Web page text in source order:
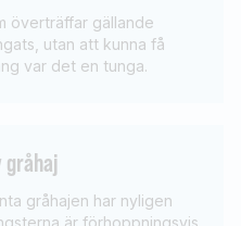
överträffar gällande
utan att kunna få
var det en tunga.
gråhaj
gråhajen har nyligen
är förhoppningsvis